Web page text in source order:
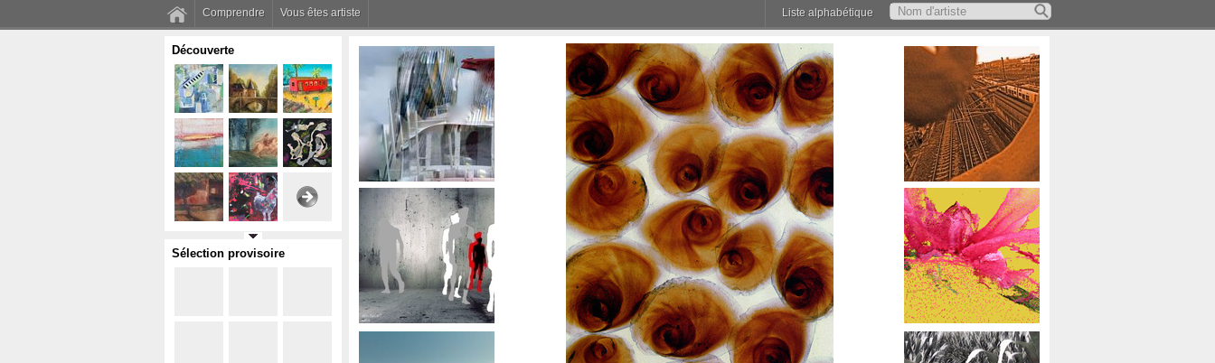
Comprendre Vous êtes artiste Liste alphabétique
Découverte
Sélection provisoire